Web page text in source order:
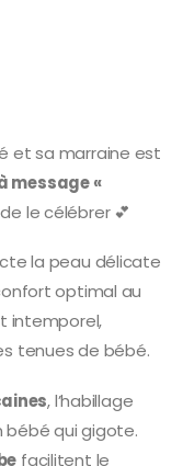
et sa marraine est
message «
le célébrer 💕
la peau délicate
optimal au
intemporel,
tenues de bébé.
, l’habillage
bébé qui gigote.
facilitent le